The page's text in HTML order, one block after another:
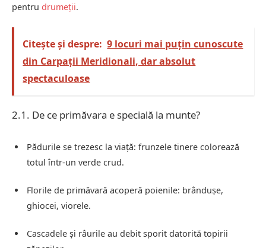
pentru drumeții.
Citește și despre: 9 locuri mai puțin cunoscute
din Carpații Meridionali, dar absolut
spectaculoase
2.1. De ce primăvara e specială la munte?
Pădurile se trezesc la viață: frunzele tinere colorează
totul într-un verde crud.
Florile de primăvară acoperă poienile: brândușe,
ghiocei, viorele.
Cascadele și râurile au debit sporit datorită topirii